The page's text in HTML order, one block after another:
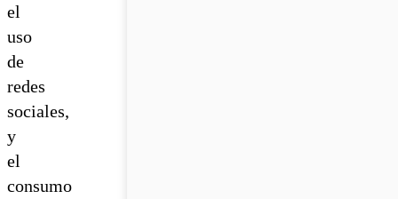
el
uso
de
redes
sociales,
y
el
consumo